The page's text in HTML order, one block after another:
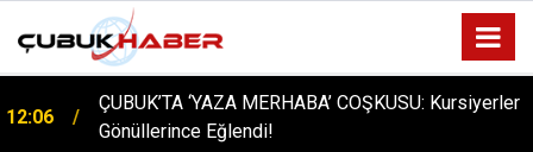
12:06
ÇUBUK’TA ‘YAZA MERHABA’ COŞKUSU: Kursiyerler
Gönüllerince Eğlendi!